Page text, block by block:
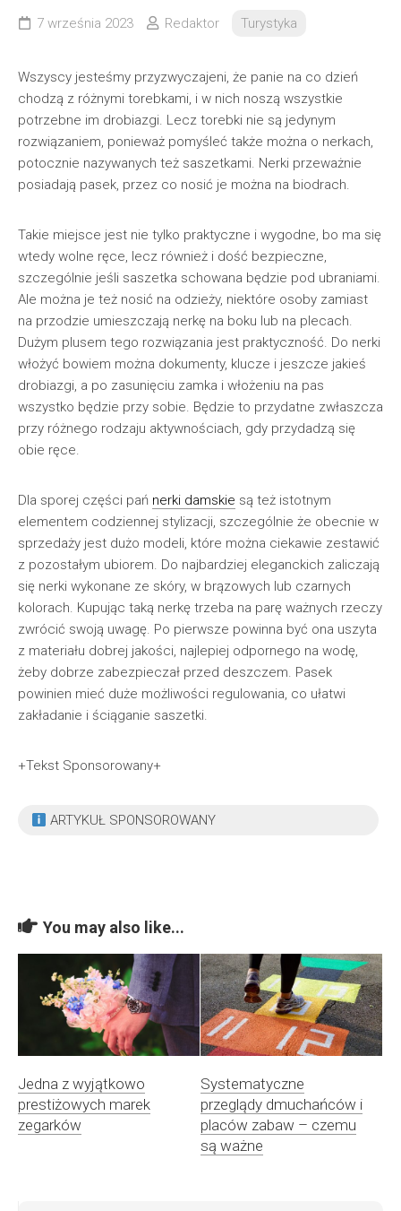
7 września 2023 Redaktor Turystyka
Wszyscy jesteśmy przyzwyczajeni, że panie na co dzień
chodzą z różnymi torebkami, i w nich noszą wszystkie
potrzebne im drobiazgi. Lecz torebki nie są jedynym
rozwiązaniem, ponieważ pomyśleć także można o nerkach,
potocznie nazywanych też saszetkami. Nerki przeważnie
posiadają pasek, przez co nosić je można na biodrach.
Takie miejsce jest nie tylko praktyczne i wygodne, bo ma się
wtedy wolne ręce, lecz również i dość bezpieczne,
szczególnie jeśli saszetka schowana będzie pod ubraniami.
Ale można je też nosić na odzieży, niektóre osoby zamiast
na przodzie umieszczają nerkę na boku lub na plecach.
Dużym plusem tego rozwiązania jest praktyczność. Do nerki
włożyć bowiem można dokumenty, klucze i jeszcze jakieś
drobiazgi, a po zasunięciu zamka i włożeniu na pas
wszystko będzie przy sobie. Będzie to przydatne zwłaszcza
przy różnego rodzaju aktywnościach, gdy przydadzą się
obie ręce.
Dla sporej części pań nerki damskie są też istotnym
elementem codziennej stylizacji, szczególnie że obecnie w
sprzedaży jest dużo modeli, które można ciekawie zestawić
z pozostałym ubiorem. Do najbardziej eleganckich zaliczają
się nerki wykonane ze skóry, w brązowych lub czarnych
kolorach. Kupując taką nerkę trzeba na parę ważnych rzeczy
zwrócić swoją uwagę. Po pierwsze powinna być ona uszyta
z materiału dobrej jakości, najlepiej odpornego na wodę,
żeby dobrze zabezpieczał przed deszczem. Pasek
powinien mieć duże możliwości regulowania, co ułatwi
zakładanie i ściąganie saszetki.
+Tekst Sponsorowany+
ARTYKUŁ SPONSOROWANY
You may also like...
Jedna z wyjątkowo
prestiżowych marek
zegarków
Systematyczne
przeglądy dmuchańców i
placów zabaw – czemu
są ważne